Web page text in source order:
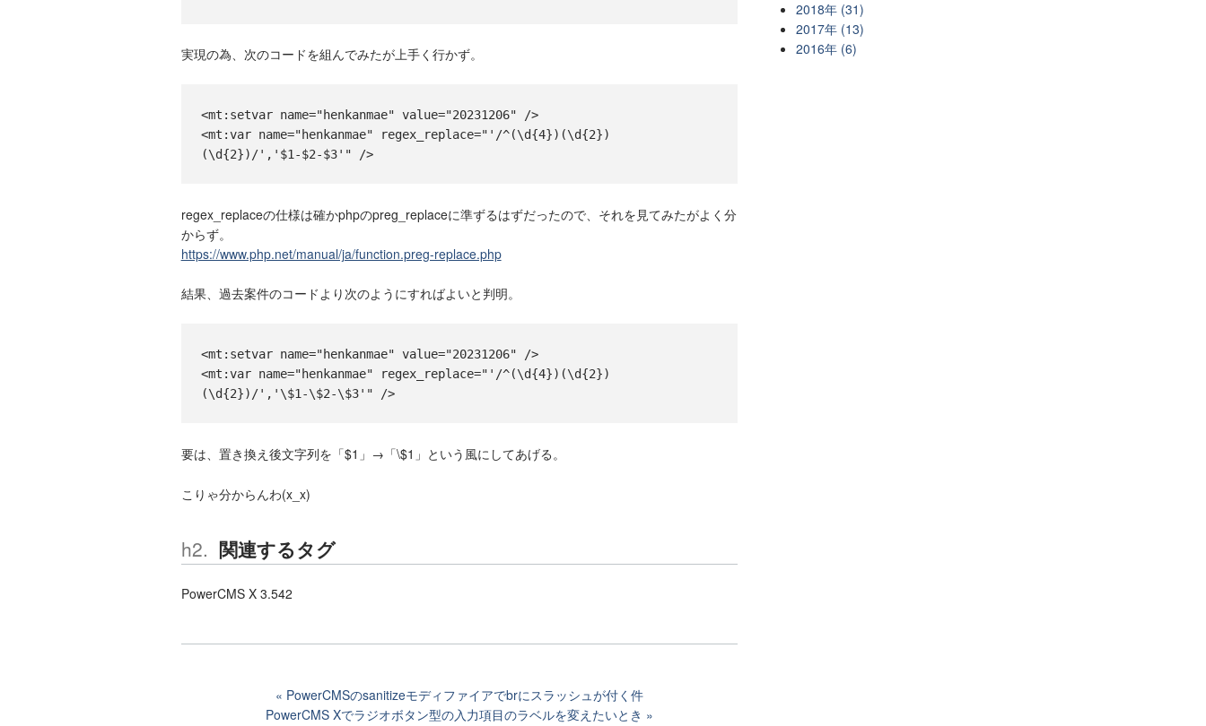
実現の為、次のコードを組んでみたが上手く行かず。
<mt:setvar name="henkanmae" value="20231206" />
<mt:var name="henkanmae" regex_replace="'/^(\d{4})(\d{2})
(\d{2})/','$1-$2-$3'" />
regex_replaceの仕様は確かphpのpreg_replaceに準ずるはずだったので、それを見てみたがよく分
からず。
https://www.php.net/manual/ja/function.preg-replace.php
結果、過去案件のコードより次のようにすればよいと判明。
<mt:setvar name="henkanmae" value="20231206" />
<mt:var name="henkanmae" regex_replace="'/^(\d{4})(\d{2})
(\d{2})/','\$1-\$2-\$3'" />
要は、置き換え後文字列を「$1」→「\$1」という風にしてあげる。
こりゃ分からんわ(x_x)
関連するタグ
PowerCMS X 3.542
PowerCMSのsanitizeモディファイアでbrにスラッシュが付く件
PowerCMS Xでラジオボタン型の入力項目のラベルを変えたいとき
2018年 (31)
2017年 (13)
2016年 (6)